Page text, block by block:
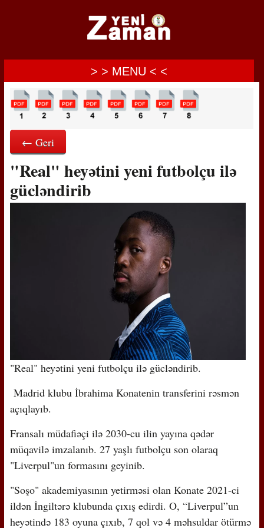
> > MENU < <
← Geri
"Real" heyətini yeni futbolçu ilə
gücləndirib
"Real" heyətini yeni futbolçu ilə gücləndirib.
Madrid klubu İbrahima Konatenin transferini rəsmən
açıqlayıb.
Fransalı müdafiəçi ilə 2030-cu ilin yayına qədər
müqavilə imzalanıb. 27 yaşlı futbolçu son olaraq
"Liverpul"un formasını geyinib.
"Soşo" akademiyasının yetirməsi olan Konate 2021-ci
ildən İngiltərə klubunda çıxış edirdi. O, “Liverpul”un
heyətində 183 oyuna çıxıb, 7 qol və 4 məhsuldar ötürmə